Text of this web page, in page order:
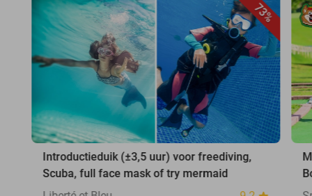
73%
Introductieduik (±3,5 uur) voor freediving,
Scuba, full face mask of try mermaid